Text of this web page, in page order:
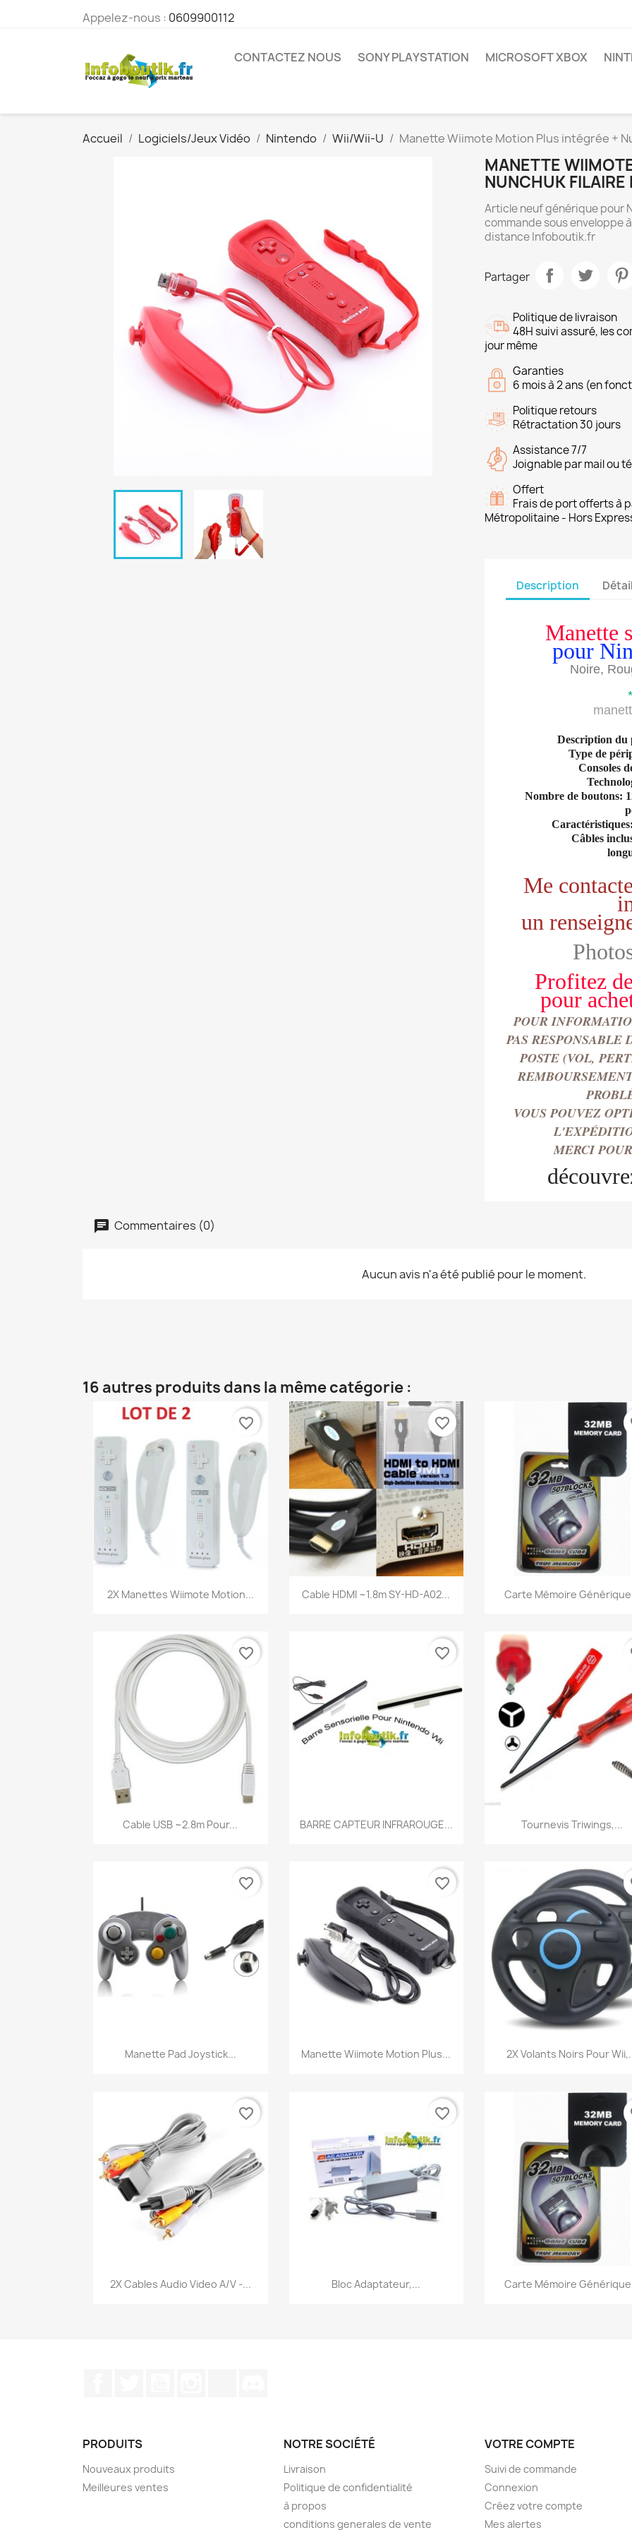
Appelez-nous : 0609900112
CONTACTEZ NOUS SONY PLAYSTATION MICROSOFT XBOX
Accueil Logiciels/Jeux Vidéo Nintendo Wii/Wii-U Manette Wiimote Motion Plus intégrée +
MANETTE
NUNCHUK
Article neuf générique pour
commande sous enveloppe
distance Infoboutik.fr
Partager
Politique de livraison
48H suivi assuré, les
jour même
Garanties
6 mois à 2 ans (en
Politique retours
Rétractation 30 jours
Assistance 7/7
Joignable par mail ou
Offert
Frais de port offerts à
Métropolitaine - Hors
Description
Manette
pour
Noire,
Description
Type de
Consoles
Nombre de boutons:
Câbles
Me
un
Profitez
pour
POUR
PAS RESPONSABLE
POSTE (VOL,
VOUS POUVEZ
MERCI
Commentaires (0)
Aucun avis n'a été publié pour le moment.
16 autres produits dans la même catégorie :
Aperçu rapide
2X Manettes Wiimote Motion...
favorite_border
Aperçu rapide
Cable HDMI ~1.8m SY-HD-A02...
favorite_border
Aperçu rapide
Carte Mémoire
Aperçu rapide
Cable USB ~2.8m Pour...
favorite_border
Aperçu rapide
BARRE CAPTEUR INFRAROUGE...
favorite_border
Aperçu rapide
Tournevis Triwings,...
Aperçu rapide
Manette Pad Joystick...
favorite_border
Aperçu rapide
Manette Wiimote Motion Plus...
favorite_border
Aperçu rapide
2X Volants Noirs Pour
Aperçu rapide
2X Cables Audio Video A/V -...
favorite_border
Aperçu rapide
Bloc Adaptateur,...
favorite_border
Aperçu rapide
Carte Mémoire
PRODUITS
Nouveaux produits
Meilleures ventes
NOTRE SOCIÉTÉ
Livraison
Politique de confidentialité
à propos
conditions generales de vente
VOTRE COMPTE
Suivi de commande
Connexion
Créez votre compte
Mes alertes